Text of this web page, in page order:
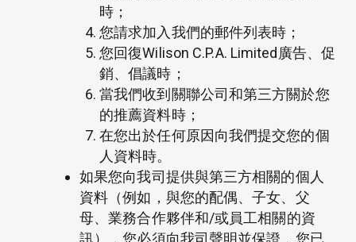
時；
您請求加入我們的郵件列表時；
您回復Wilison C.P.A. Limited廣告、促
銷、倡議時；
當我們收到關聯公司和第三方關於您
的推薦資料時；
在您出於任何原因向我們提交您的個
人資料時。
如果您向我司提供與第三方相關的個人
資料（例如，與您的配偶、子女、父
母、業務合作夥伴和/或員工相關的資
訊），您必須向我司聲明並保證，您已